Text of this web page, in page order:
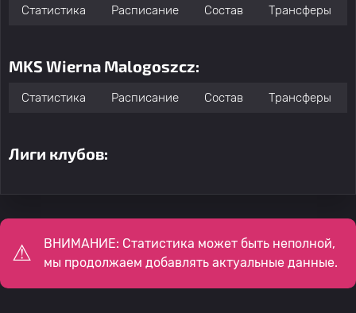
Статистика Расписание Состав Трансферы
MKS Wierna Malogoszcz:
Статистика Расписание Состав Трансферы
Лиги клубов:
ВНИМАНИЕ: Статистика может быть неполной,
мы продолжаем добавлять актуальные данные.